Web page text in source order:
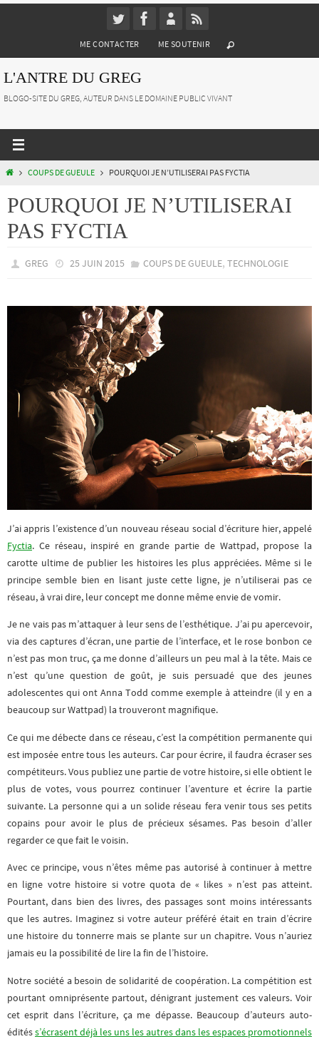
ME CONTACTER ME SOUTENIR
L'ANTRE DU GREG
BLOGO-SITE DU GREG, AUTEUR DANS LE DOMAINE PUBLIC VIVANT
HOMECOUPS DE GUEULE POURQUOI JE N’UTILISERAI PAS FYCTIA
POURQUOI JE N’UTILISERAI
PAS FYCTIA
GREG 25 JUIN 2015 COUPS DE GUEULE, TECHNOLOGIE
J’ai appris l’existence d’un nouveau réseau social d’écriture hier, appelé
Fyctia. Ce réseau, inspiré en grande partie de Wattpad, propose la
carotte ultime de publier les histoires les plus appréciées. Même si le
principe semble bien en lisant juste cette ligne, je n’utiliserai pas ce
réseau, à vrai dire, leur concept me donne même envie de vomir.
Je ne vais pas m’attaquer à leur sens de l’esthétique. J’ai pu apercevoir,
via des captures d’écran, une partie de l’interface, et le rose bonbon ce
n’est pas mon truc, ça me donne d’ailleurs un peu mal à la tête. Mais ce
n’est qu’une question de goût, je suis persuadé que des jeunes
adolescentes qui ont Anna Todd comme exemple à atteindre (il y en a
beaucoup sur Wattpad) la trouveront magnifique.
Ce qui me débecte dans ce réseau, c’est la compétition permanente qui
est imposée entre tous les auteurs. Car pour écrire, il faudra écraser ses
compétiteurs. Vous publiez une partie de votre histoire, si elle obtient le
plus de votes, vous pourrez continuer l’aventure et écrire la partie
suivante. La personne qui a un solide réseau fera venir tous ses petits
copains pour avoir le plus de précieux sésames. Pas besoin d’aller
regarder ce que fait le voisin.
Avec ce principe, vous n’êtes même pas autorisé à continuer à mettre
en ligne votre histoire si votre quota de « likes » n’est pas atteint.
Pourtant, dans bien des livres, des passages sont moins intéressants
que les autres. Imaginez si votre auteur préféré était en train d’écrire
une histoire du tonnerre mais se plante sur un chapitre. Vous n’auriez
jamais eu la possibilité de lire la fin de l’histoire.
Notre société a besoin de solidarité de coopération. La compétition est
pourtant omniprésente partout, dénigrant justement ces valeurs. Voir
cet esprit dans l’écriture, ça me dépasse. Beaucoup d’auteurs auto-
éditéss’écrasent déjà les uns les autres dans les espaces promotionnels